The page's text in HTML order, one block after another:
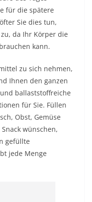
für die spätere
Sie dies tun,
da Ihr Körper die
kann.
zu sich nehmen,
Ihnen den ganzen
und ballaststoffreiche
für Sie. Füllen
Obst, Gemüse
wünschen,
gefüllte
jede Menge